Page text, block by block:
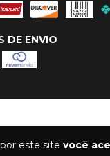
este site você
DE ENVIO